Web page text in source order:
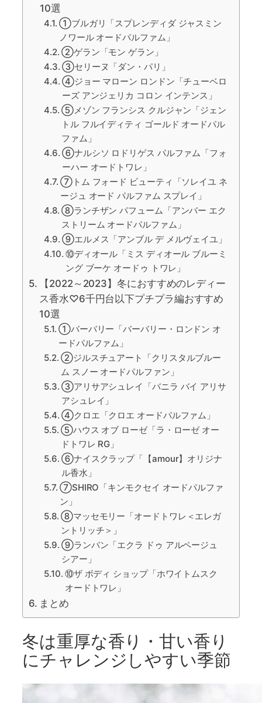
10選
①ブルガリ「スプレンディダ ジャスミン
ノワール オードパルファム」
②ゲラン「モン ゲラン」
③セリーヌ「ダン・パリ」
④ジョー マローン ロンドン「チューベロ
ーズ アンジェリカ コロン インテンス」
⑤メゾン フランシス クルジャン「ジェン
トル フルイディティ ゴールド オードパル
ファム」
⑥ナルシソ ロドリゲス パルファム「フォ
ーハー オードトワレ」
⑦トム フォード ビューティ「ソレイユ ネ
ージュ オード パルファム スプレイ」
⑧ランチザン パフューム「アンバー エク
ストリーム オードパルファム」
⑨エルメス「アンブル デ メルヴェイユ」
⑩ディオール「ミス ディオール ブルーミ
ング ブーケ オードゥ トワレ」
【2022～2023】冬におすすめのレディー
ス香水♡6千円台以下プチプラ編おすすめ
10選
①バーバリー「バーバリー・ロンドン オ
ードパルファム」
②ジルスチュアート「クリスタルブルー
ム スノー オードパルファン」
③アリサアシュレイ「バニラ バイ アリサ
アシュレイ」
④クロエ「クロエ オードパルファム」
⑤ハウス オブ ローゼ「ラ・ローゼ オー
ドトワレ RG」
⑥ナイスクラップ「【amour】オリジナ
ル香水」
⑦SHIRO「キンモクセイ オードパルファ
ン」
⑧マッセモリー「オードトワレ＜エレガ
ントリッチ＞」
⑨ランバン「エクラ ドゥ アルページュ
シアー」
⑩ザ ボディ ショップ「ホワイトムスク
オードトワレ」
まとめ
冬は重厚な香り・甘い香り
にチャレンジしやすい季節